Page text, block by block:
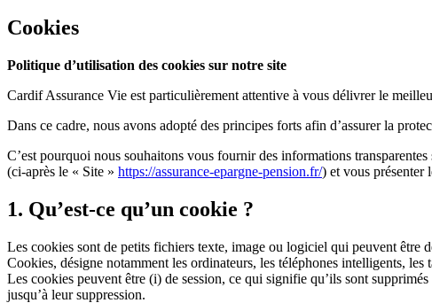
Cookies
Politique d’utilisation des cookies sur notre site
Cardif Assurance Vie est particulièrement attentive à vous délivrer le
Dans ce cadre, nous avons adopté des principes forts afin d’assurer la
C’est pourquoi nous souhaitons vous fournir des informations
(ci-après le « Site » https://assurance-epargne-pension.fr/) et vous présenter
1. Qu’est-ce qu’un cookie ?
Les cookies sont de petits fichiers texte, image ou logiciel qui peuvent être
Cookies, désigne notamment les ordinateurs, les téléphones intelligents,
Les cookies peuvent être (i) de session, ce qui signifie qu’ils sont
jusqu’à leur suppression.